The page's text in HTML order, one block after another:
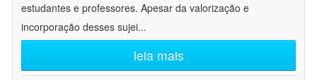
estudantes e professores. Apesar da valorização e
incorporação desses sujei...
leia mais